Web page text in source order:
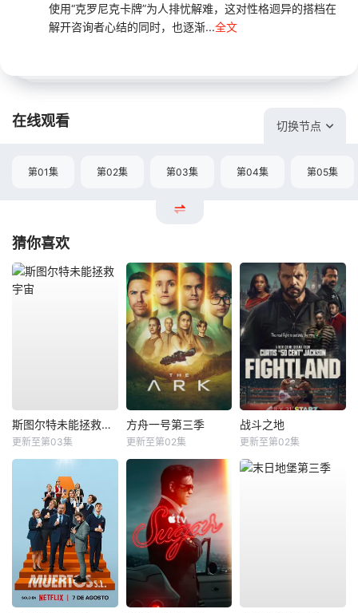
使用“克罗尼克卡牌”为人排忧解难，这对性格迥异的搭档在
解开咨询者心结的同时，也逐渐...全文
在线观看 切换节点
第01集 第02集 第03集 第04集 第05集
猜你喜欢
斯图尔特未能拯救宇宙
更新至第03集
方舟一号第三季
更新至第02集
战斗之地
更新至第02集